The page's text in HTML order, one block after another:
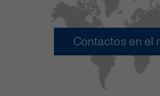
Contactos en el